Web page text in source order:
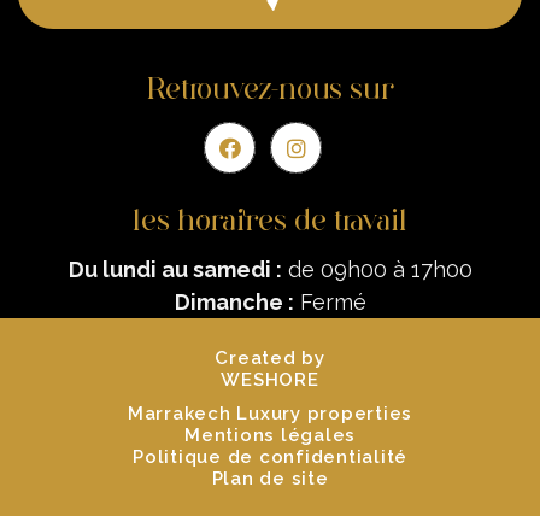
Retrouvez-nous sur
les horaires de travail
Du lundi au samedi : de 09h00 à 17h00
Dimanche : Fermé
Created by
WESHORE
Marrakech Luxury properties
Mentions légales
Politique de confidentialité
Plan de site